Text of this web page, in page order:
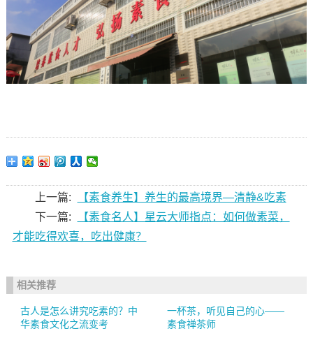
上一篇:
【素食养生】养生的最高境界—清静&吃素
下一篇:
【素食名人】星云大师指点：如何做素菜，
才能吃得欢喜，吃出健康？
相关推荐
古人是怎么讲究吃素的？中
华素食文化之流变考
一杯茶，听见自己的心——
素食禅茶师